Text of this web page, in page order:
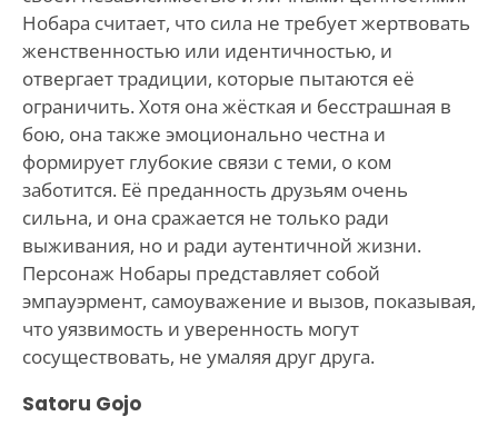
Нобара считает, что сила не требует жертвовать
женственностью или идентичностью, и
отвергает традиции, которые пытаются её
ограничить. Хотя она жёсткая и бесстрашная в
бою, она также эмоционально честна и
формирует глубокие связи с теми, о ком
заботится. Её преданность друзьям очень
сильна, и она сражается не только ради
выживания, но и ради аутентичной жизни.
Персонаж Нобары представляет собой
эмпауэрмент, самоуважение и вызов, показывая,
что уязвимость и уверенность могут
сосуществовать, не умаляя друг друга.
Satoru Gojo